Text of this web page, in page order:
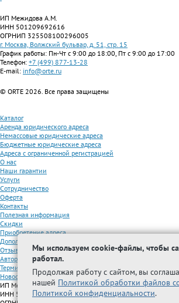
ИП Межидова А.М.
ИНН 501209692616
ОГРНИП 325508100296005
г. Москва, Волжский бульвар, д. 51, стр. 15
График работы: Пн-Чт с 9:00 до 18:00, Пт с 9:00 до 17:00
Телефон: +7 (499) 877-13-28
E-mail: info@orte.ru
© ORTE 2026. Все права защищены
Каталог
Аренда юридического адреса
Немассовые юридические адреса
Бюджетные юридические адреса
Адреса с ограниченной регистрацией
О нас
Наши гарантии
Услуги
Сотрудничество
Оферта
Контакты
Полезная информация
Скидки
Приобретение адреса
Дополнительные услуги
Отзывы
Авторизованные партнеры
Термины
Новости
ИП Межидова А.М.
ИНН 501209692616
Мы используем cookie-файлы, чтобы
работал.
Продолжая работу с сайтом, вы
нашей Политикой обработки файлов
Политикой конфиденциальности.